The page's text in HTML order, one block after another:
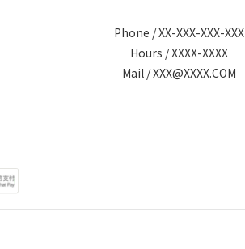
Phone / XX-XXX-XXX-XXX
Hours / XXXX-XXXX
Mail / XXX@XXXX.COM